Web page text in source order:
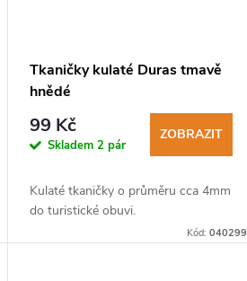
Tkaničky kulaté Duras tmavě
hnědé
99 Kč
Skladem2 pár
ZOBRAZIT
Kulaté tkaničky o průměru cca 4mm
do turistické obuvi.
Kód: 040299